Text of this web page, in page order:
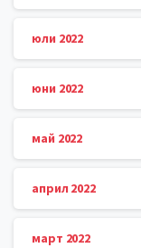
юли 2022
юни 2022
май 2022
април 2022
март 2022